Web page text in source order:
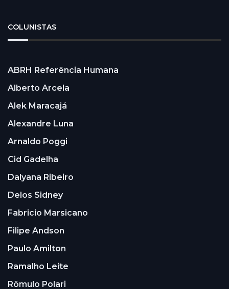
COLUNISTAS
ABRH Referência Humana
Alberto Arcela
Alek Maracajá
Alexandre Luna
Arnaldo Poggi
Cid Gadelha
Dalyana Ribeiro
Delos Sidney
Fabricio Marsicano
Filipe Andson
Paulo Amilton
Ramalho Leite
Rômulo Polari